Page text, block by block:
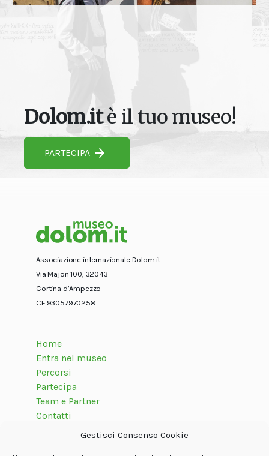
Gestisci Consenso Cookie
Dolom.itè il tuo museo!
PARTECIPA
Associazione internazionale Dolom.it
Via Majon 100, 32043
Cortina d’Ampezzo
CF 93057970258
Home
Entra nel museo
Percorsi
Partecipa
Team e Partner
Contatti